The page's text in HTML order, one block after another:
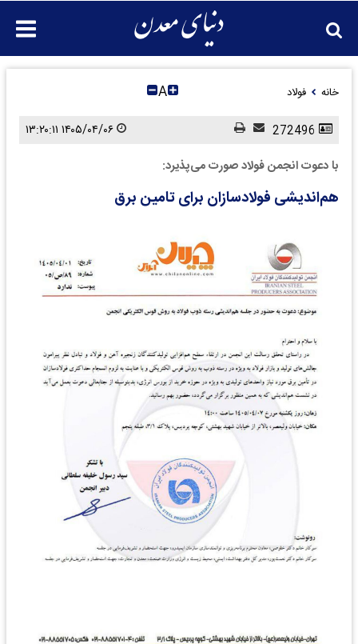
خانه فولاد A
با دعوت انجمن فولاد صورت می‌پذیرد:
هم‌اندیشی فولادسازان برای تامین برق